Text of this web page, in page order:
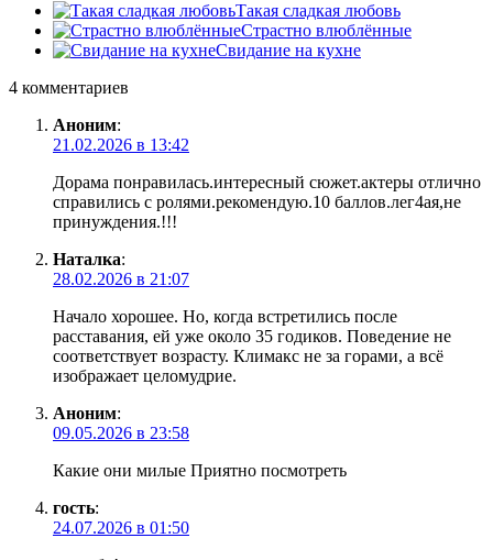
Такая сладкая любовь
Страстно влюблённые
Свидание на кухне
4 комментариев
Аноним:
21.02.2026 в 13:42
Дорама понравилась.интересный сюжет.актеры отлично
справились с ролями.рекомендую.10 баллов.лег4ая,не
принуждения.!!!
Наталка:
28.02.2026 в 21:07
Начало хорошее. Но, когда встретились после
расставания, ей уже около 35 годиков. Поведение не
соответствует возрасту. Климакс не за горами, а всё
изображает целомудрие.
Аноним:
09.05.2026 в 23:58
Какие они милые Приятно посмотреть
гость:
24.07.2026 в 01:50